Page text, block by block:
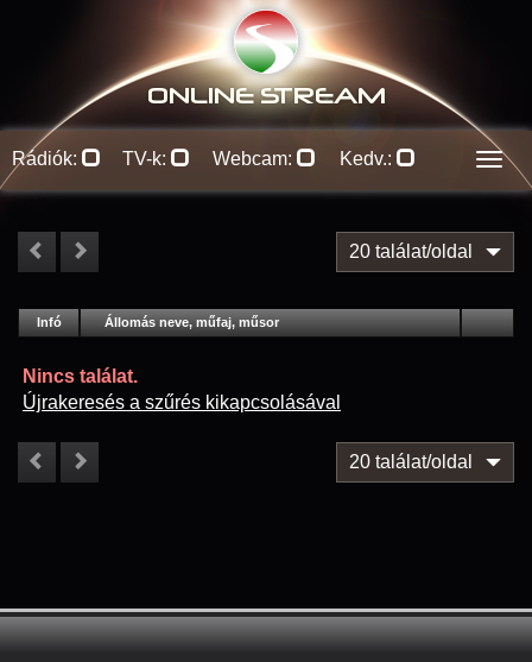
ONLINE STREAM
Rádiók: TV-k: Webcam: Kedv.:
20 találat/oldal
Infó Lejátszás
Állomás neve, műfaj, műsor
Nincs találat.
Újrakeresés a szűrés kikapcsolásával
20 találat/oldal